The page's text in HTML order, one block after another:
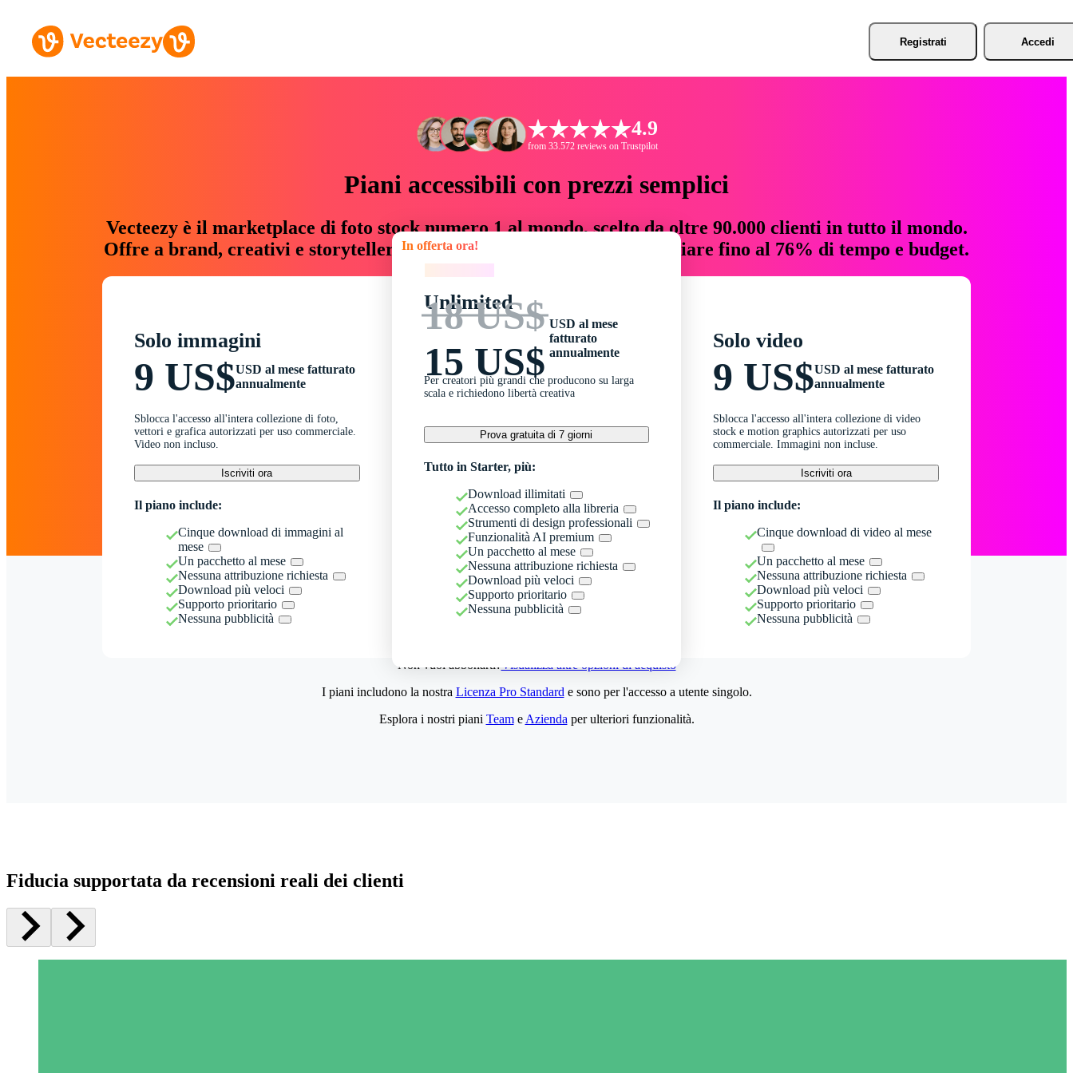
Registrati Accedi
4.9
from 33.572 reviews on Trustpilot
Piani accessibili con prezzi semplici
Vecteezy è il marketplace di foto stock numero 1 al mondo, scelto da oltre 90.000 clienti in tutto il mondo.
Offre a brand, creativi e storyteller risorse creative che fanno risparmiare fino al 76% di tempo e budget.
Solo immagini
9 US$USD al mese fatturato
annualmente
Sblocca l'accesso all'intera collezione di foto,
vettori e grafica autorizzati per uso commerciale.
Video non incluso.
Iscriviti ora
Il piano include:
Cinque download di immagini al
mese
Un pacchetto al mese
Nessuna attribuzione richiesta
Download più veloci
Supporto prioritario
Nessuna pubblicità
In offerta ora!
Unlimited
18 US$
15 US$
USD al mese
fatturato
annualmente
Per creatori più grandi che producono su larga
scala e richiedono libertà creativa
Prova gratuita di 7 giorni
Tutto in Starter, più:
Download illimitati
Accesso completo alla libreria
Strumenti di design professionali
Funzionalità AI premium
Un pacchetto al mese
Nessuna attribuzione richiesta
Download più veloci
Supporto prioritario
Nessuna pubblicità
Solo video
9 US$USD al mese fatturato
annualmente
Sblocca l'accesso all'intera collezione di video
stock e motion graphics autorizzati per uso
commerciale. Immagini non incluse.
Iscriviti ora
Il piano include:
Cinque download di video al mese
Un pacchetto al mese
Nessuna attribuzione richiesta
Download più veloci
Supporto prioritario
Nessuna pubblicità
Non vuoi abbonarti?Visualizza altre opzioni di acquisto
I piani includono la nostra Licenza Pro Standard e sono per l'accesso a utente singolo.
Esplora i nostri piani Teame Azienda per ulteriori funzionalità.
Fiducia supportata da recensioni reali dei clienti